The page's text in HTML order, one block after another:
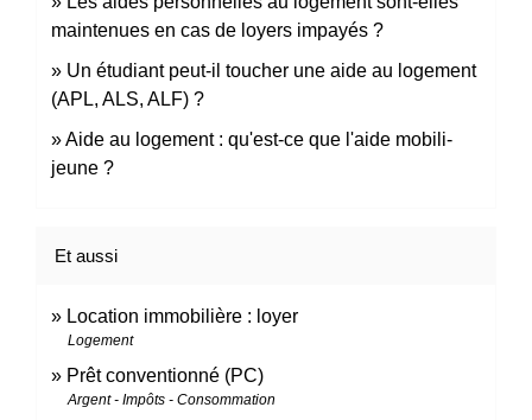
maintenues en cas de loyers impayés ?
Un étudiant peut-il toucher une aide au logement
(APL, ALS, ALF) ?
Aide au logement : qu'est-ce que l'aide mobili-
jeune ?
Et aussi
Location immobilière : loyer
Logement
Prêt conventionné (PC)
Argent - Impôts - Consommation